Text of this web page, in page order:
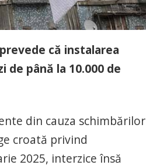
că instalarea
până la 10.000 de
din cauza schimbărilor
croată privind
2025, interzice însă